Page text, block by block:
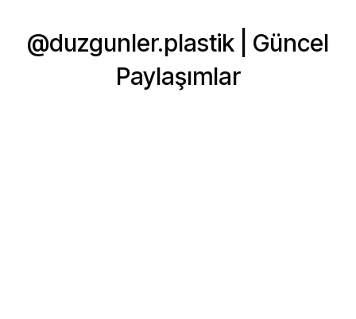
@duzgunler.plastik | Güncel
Paylaşımlar